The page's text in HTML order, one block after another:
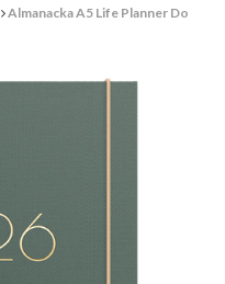
Almanacka A5 Life Planner Do